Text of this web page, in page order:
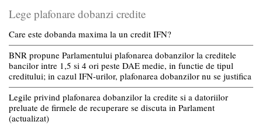
Lege plafonare dobanzi credite
Care este dobanda maxima la un credit IFN?
BNR propune Parlamentului plafonarea dobanzilor la creditele
bancilor intre 1,5 si 4 ori peste DAE medie, in functie de tipul
creditului; in cazul IFN-urilor, plafonarea dobanzilor nu se justifica
Legile privind plafonarea dobanzilor la credite si a datoriilor
preluate de firmele de recuperare se discuta in Parlament
(actualizat)